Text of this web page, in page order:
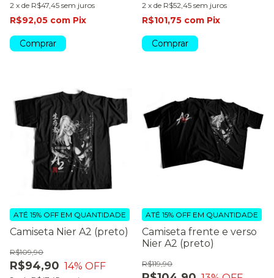
2 x de R$47,45 sem juros
R$92,05 com Pix
Comprar
2 x de R$52,45 sem juros
R$101,75 com Pix
Comprar
Camiseta Nier A2 (preto)
R$94,90
R$109,90
14% OFF
ATÉ 15% OFF EM QUANTIDADE
Camiseta frente e verso
Nier A2 (preto)
R$119,90
ATÉ 15% OFF EM QUANTIDADE